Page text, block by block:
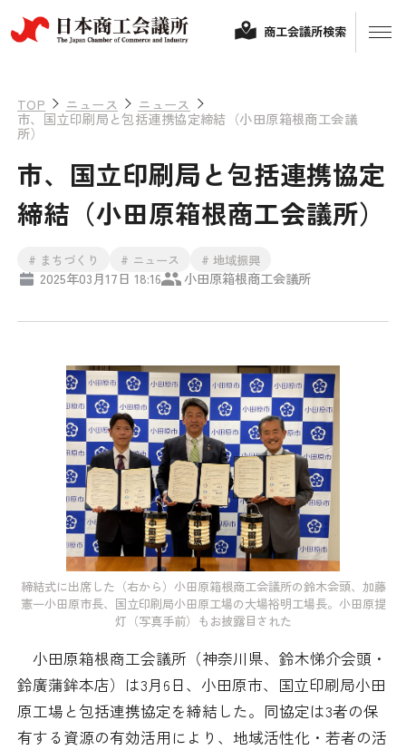
経営相談
融資制度・補助金
保険・共済
検定試験
ビジネス交流
海外ビジネス・貿易証明
情報提供・広報
政策提言
調査・研究
日本商工会議所とは
組織概要
役員紹介
日商のあゆみ
委員会・専門委員会
青年部・女性会
日商創立100周年宣言
商工会議所検索
TOP ニュース ニュース
市、国立印刷局と包括連携協定締結（小田原箱根商工会議
所）
市、国立印刷局と包括連携協定
締結（小田原箱根商工会議所）
# まちづくり # ニュース # 地域振興
2025年03月17日 18:16 小田原箱根商工会議所
締結式に出席した（右から）小田原箱根商工会議所の鈴木会頭、加藤
憲一小田原市長、国立印刷局小田原工場の大場裕明工場長。小田原提
灯（写真手前）もお披露目された
小田原箱根商工会議所（神奈川県、鈴木悌介会頭・
鈴廣蒲鉾本店）は3月6日、小田原市、国立印刷局小田
原工場と包括連携協定を締結した。同協定は3者の保
有する資源の有効活用により、地域活性化・若者の活